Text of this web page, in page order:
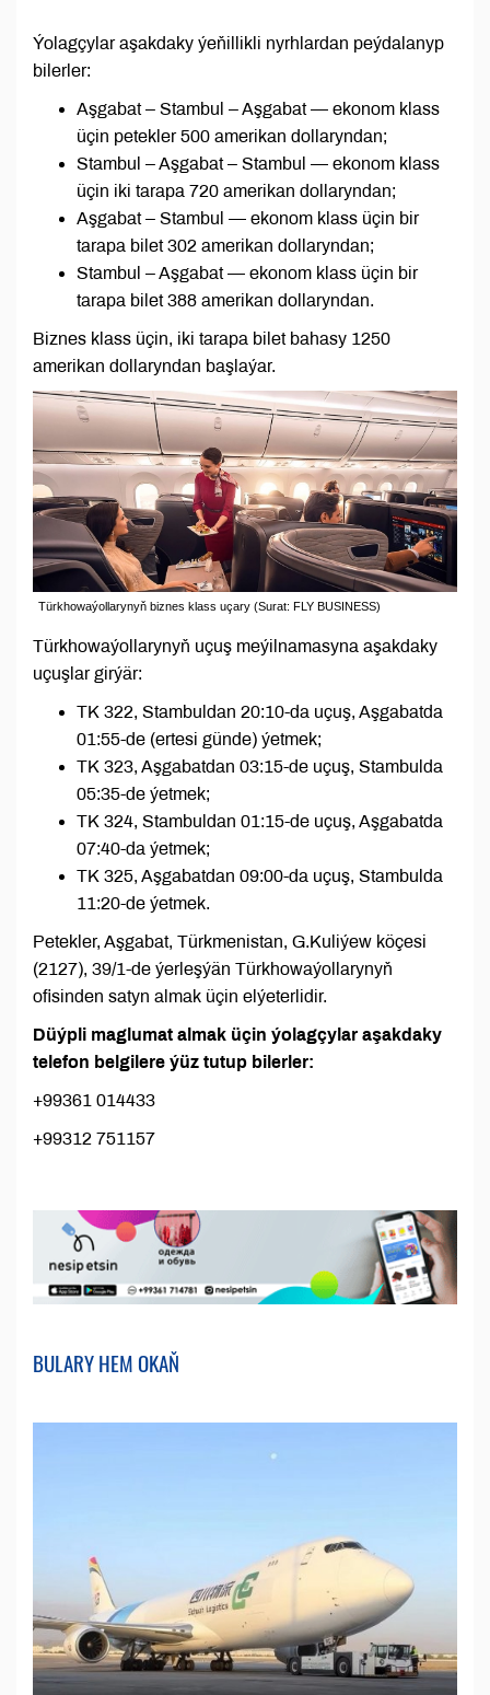
Ýolagçylar aşakdaky ýeňillikli nyrhlardan peýdalanyp
bilerler:
Aşgabat – Stambul – Aşgabat — ekonom klass
üçin petekler 500 amerikan dollaryndan;
Stambul – Aşgabat – Stambul — ekonom klass
üçin iki tarapa 720 amerikan dollaryndan;
Aşgabat – Stambul — ekonom klass üçin bir
tarapa bilet 302 amerikan dollaryndan;
Stambul – Aşgabat — ekonom klass üçin bir
tarapa bilet 388 amerikan dollaryndan.
Biznes klass üçin, iki tarapa bilet bahasy 1250
amerikan dollaryndan başlaýar.
Türkhоwaýollarynyň biznes klass uçary (Surat: FLY BUSINESS)
Türkhowaýollarynyň uçuş meýilnamasyna aşakdaky
uçuşlar girýär:
TK 322, Stambuldan 20:10-da uçuş, Aşgabatda
01:55-de (ertesi günde) ýetmek;
TK 323, Aşgabatdan 03:15-de uçuş, Stambulda
05:35-de ýetmek;
TK 324, Stambuldan 01:15-de uçuş, Aşgabatda
07:40-da ýetmek;
TK 325, Aşgabatdan 09:00-da uçuş, Stambulda
11:20-de ýetmek.
Petekler, Aşgabat, Türkmenistan, G.Kuliýew köçesi
(2127), 39/1-de ýerleşýän Türkhowaýollarynyň
ofisinden satyn almak üçin elýeterlidir.
Düýpli maglumat almak üçin ýolagçylar aşakdaky
telefon belgilere ýüz tutup bilerler:
+99361 014433
+99312 751157
BULARY HEM OKAŇ